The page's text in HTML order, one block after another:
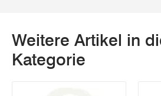
Weitere Artikel in
Kategorie